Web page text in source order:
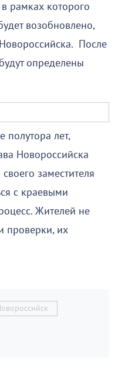
в рамках которого
возобновлено,
После
определены
полутора лет,
Новороссийска
заместителя
с краевыми
Жителей не
проверки, их